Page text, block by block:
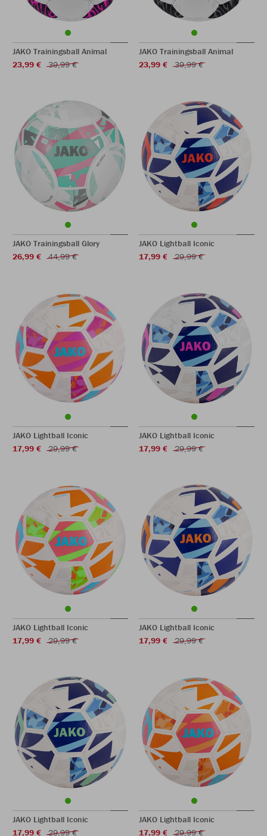
JAKO Trainingsball Animal
23,99 €
39,99 €
JAKO Trainingsball Animal
23,99 €
39,99 €
JAKO Trainingsball Glory
26,99 €
44,99 €
JAKO Lightball Iconic
17,99 €
29,99 €
JAKO Lightball Iconic
17,99 €
29,99 €
JAKO Lightball Iconic
17,99 €
29,99 €
JAKO Lightball Iconic
17,99 €
29,99 €
JAKO Lightball Iconic
17,99 €
29,99 €
JAKO Lightball Iconic
17,99 €
29,99 €
JAKO Lightball Iconic
17,99 €
29,99 €